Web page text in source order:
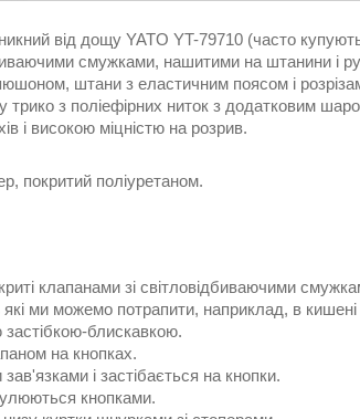
від дощу YATO YT-79710 (часто
смужками, нашитими на штанини і
штани з еластичним поясом і
трико з поліефірних ниток з додатковим
і високою міцністю на розрив.
покритий поліуретаном.
клапанами зі світловідбиваючими
ми можемо потрапити, наприклад, в кишені
блискавкою.
на кнопках.
і застібається на кнопки.
кнопками.